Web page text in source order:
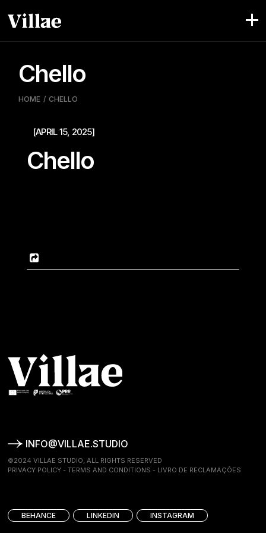
para
Chello
HOME CHELLO
[APRIL 15, 2025]
Chello
INFO@VILLAE.STUDIO
©2024 VILLAE STUDIO, ALL RIGHTS RESERVED
PRIVACY POLICY -TERMS AND CONDITIONS - LIVRO DE RECLAMAÇÕES
BEHANCE LINKEDIN INSTAGRAM